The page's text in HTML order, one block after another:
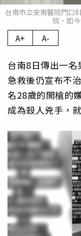
台南市立安南醫院門口
院，如
A+ A-
台南8日傳出一名
急救後仍宣布不
名28歲的開槍的
成為殺人兇手，